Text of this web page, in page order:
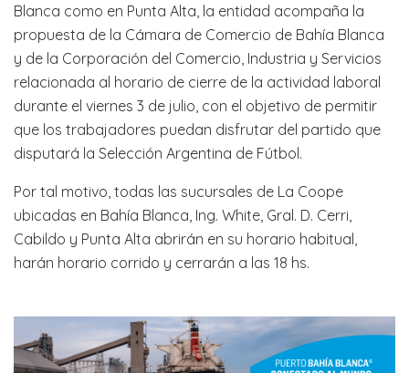
Blanca como en Punta Alta, la entidad acompaña la
propuesta de la Cámara de Comercio de Bahía Blanca
y de la Corporación del Comercio, Industria y Servicios
relacionada al horario de cierre de la actividad laboral
durante el viernes 3 de julio, con el objetivo de permitir
que los trabajadores puedan disfrutar del partido que
disputará la Selección Argentina de Fútbol.
Por tal motivo, todas las sucursales de La Coope
ubicadas en Bahía Blanca, Ing. White, Gral. D. Cerri,
Cabildo y Punta Alta abrirán en su horario habitual,
harán horario corrido y cerrarán a las 18 hs.